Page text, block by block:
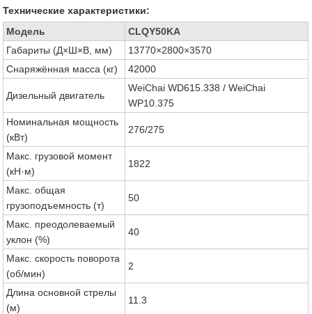
Технические характеристики:
Модель
CLQY50KA
Габариты (Д×Ш×В, мм)
13770×2800×3570
Снаряжённая масса (кг)
42000
Дизельный двигатель
WeiChai WD615.338 / WeiChai
WP10.375
Номинальная мощность
(кВт)
276/275
Макс. грузовой момент
(кН·м)
1822
Макс. общая
грузоподъемность (т)
50
Макс. преодолеваемый
уклон (%)
40
Макс. скорость поворота
(об/мин)
2
Длина основной стрелы
(м)
11.3